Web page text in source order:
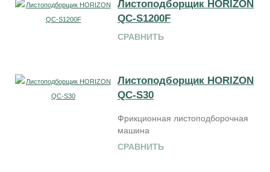
Листоподборщик HORIZON
QC-S1200F
СРАВНИТЬ
Листоподборщик HORIZON
QC-S30
Фрикционная листоподборочная
машина
СРАВНИТЬ